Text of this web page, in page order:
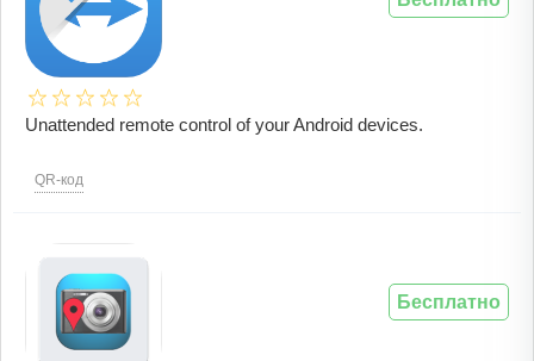
Unattended remote control of your Android devices.
QR-код
Бесплатно